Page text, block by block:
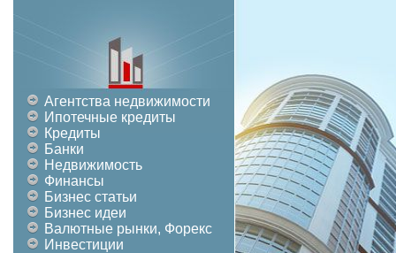
Агентства недвижимости
Ипотечные кредиты
Кредиты
Банки
Недвижимость
Финансы
Бизнес статьи
Бизнес идеи
Валютные рынки, Форекс
Инвестиции